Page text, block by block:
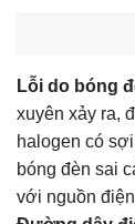
Lỗi do bóng
xuyên xảy ra,
halogen có
bóng đèn sai
với nguồn